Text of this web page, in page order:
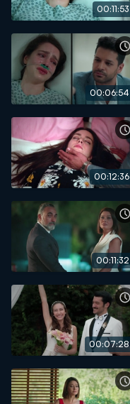
00:11:53
00:06:54
00:12:36
00:11:32
00:07:28